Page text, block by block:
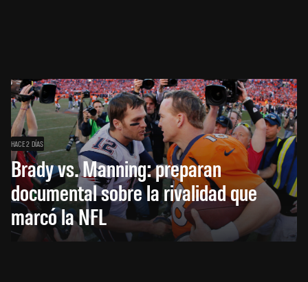
HACE 2 DÍAS
Brady vs. Manning: preparan
documental sobre la rivalidad que
marcó la NFL